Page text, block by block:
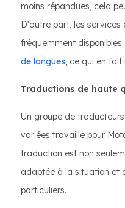
moins répandues, cela
D'autre part, les
fréquemment
de langues, ce qui en fait
Traductions de haute
Un groupe de
variées travaille pour
traduction est non
adaptée à la situation et
particuliers.